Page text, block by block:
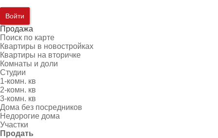
Войти
Продажа
Поиск по карте
Квартиры в новостройках
Квартиры на вторичке
Комнаты и доли
Студии
1-комн. кв
2-комн. кв
3-комн. кв
Дома без посредников
Недорогие дома
Участки
Продать